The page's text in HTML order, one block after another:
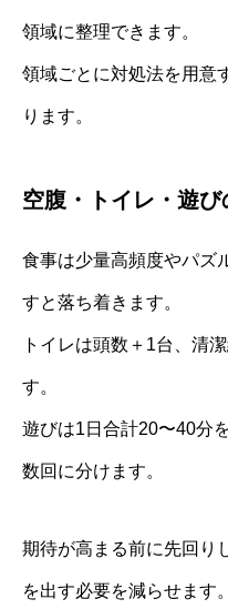
領域に整理できます。
領域ごとに対処法を用意
ります。
空腹・トイレ・遊び
食事は少量高頻度やパズ
すと落ち着きます。
トイレは頭数＋1台、清
す。
遊びは1日合計20〜40分
数回に分けます。
期待が高まる前に先回り
を出す必要を減らせます。